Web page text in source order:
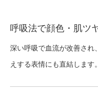
呼吸法で顔色・肌ツ
深い呼吸で血流が改善され
えする表情にも直結します。